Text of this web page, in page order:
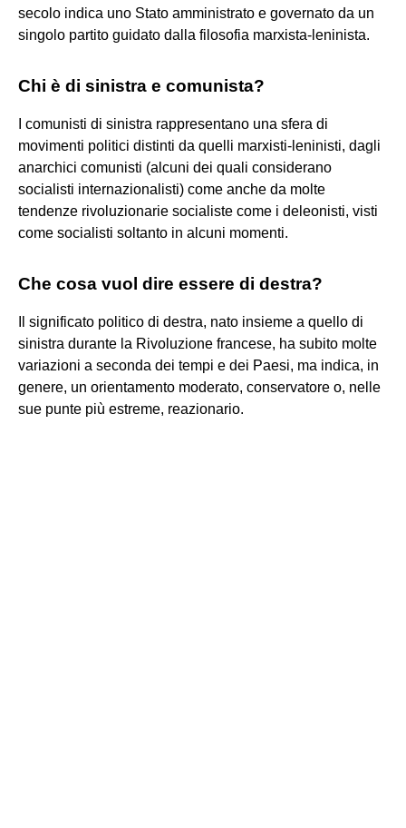
secolo indica uno Stato amministrato e governato da un
singolo partito guidato dalla filosofia marxista-leninista.
Chi è di sinistra e comunista?
I comunisti di sinistra rappresentano una sfera di
movimenti politici distinti da quelli marxisti-leninisti, dagli
anarchici comunisti (alcuni dei quali considerano
socialisti internazionalisti) come anche da molte
tendenze rivoluzionarie socialiste come i deleonisti, visti
come socialisti soltanto in alcuni momenti.
Che cosa vuol dire essere di destra?
Il significato politico di destra, nato insieme a quello di
sinistra durante la Rivoluzione francese, ha subito molte
variazioni a seconda dei tempi e dei Paesi, ma indica, in
genere, un orientamento moderato, conservatore o, nelle
sue punte più estreme, reazionario.